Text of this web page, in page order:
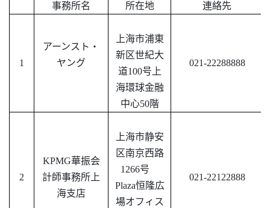
事務所名 所在地 連絡先
1
アーンスト・
ヤング
上海市浦東
新区世紀大
道100号上
海環球金融
中心50階
021-22288888
2
KPMG華振会
計師事務所上
海支店
上海市静安
区南京西路
1266号
Plaza恒隆広
場オフィス
021-22122888